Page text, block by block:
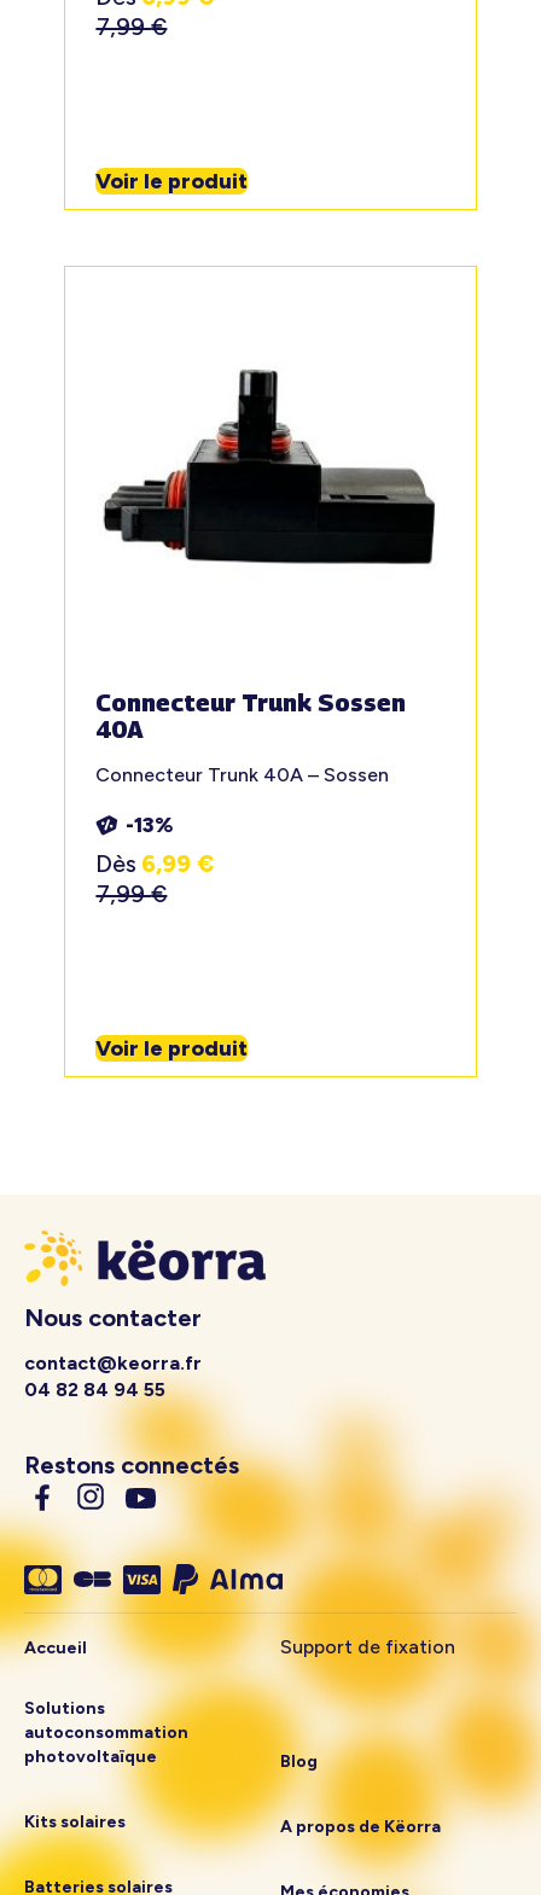
7,99€
Voir le produit
Connecteur Trunk Sossen
40A
Connecteur Trunk 40A – Sossen
-13%
Dès 6,99€
7,99€
Voir le produit
Nous contacter
contact@keorra.fr
04 82 84 94 55
Restons connectés
Accueil
Solutions
autoconsommation
photovoltaïque
Kits solaires
Batteries solaires
Support de fixation
Blog
A propos de Këorra